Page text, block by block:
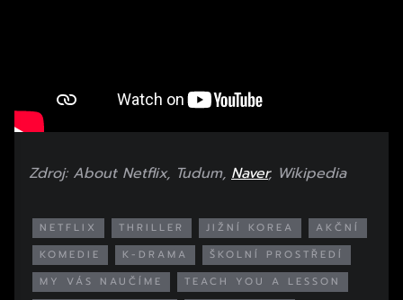
Zdroj: About Netflix, Tudum, Naver, Wikipedia
NETFLIX THRILLER JIŽNÍ KOREA
AKČNÍ
KOMEDIE
K-DRAMA
ŠKOLNÍ PROSTŘEDÍ
MY VÁS NAUČÍME
TEACH YOU A LESSON